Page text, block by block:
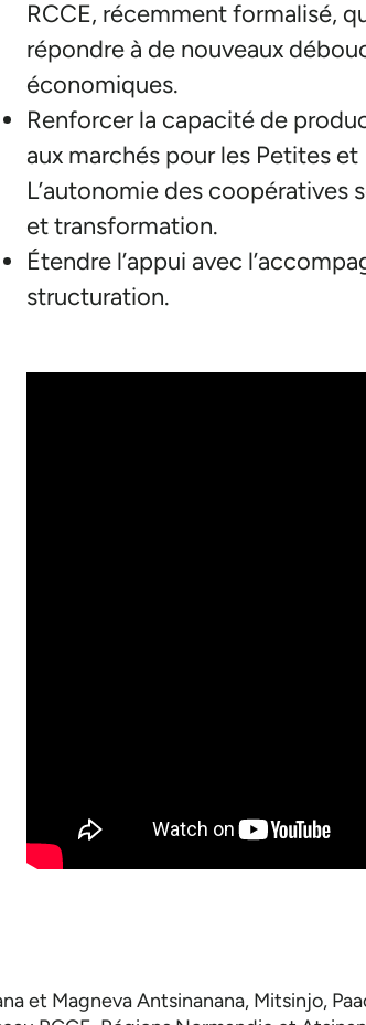
RCCE, récemment formalisé,
répondre à de nouveaux
économiques.
Renforcer la capacité de
aux marchés pour les Petites
L’autonomie des
et transformation.
Étendre l’appui avec
structuration.
et Magneva Antsinanana, Mitsinjo,